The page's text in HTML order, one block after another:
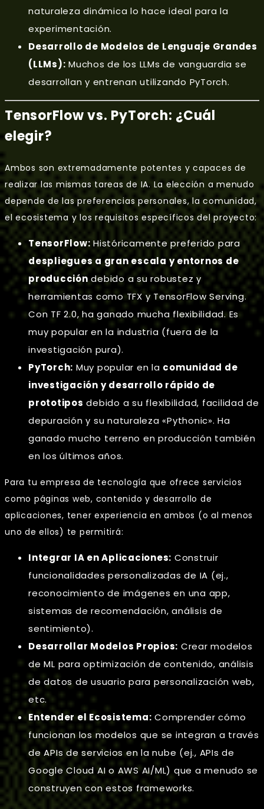
naturaleza dinámica lo hace ideal para la
experimentación.
Desarrollo de Modelos de Lenguaje Grandes
(LLMs): Muchos de los LLMs de vanguardia se
desarrollan y entrenan utilizando PyTorch.
TensorFlow vs. PyTorch: ¿Cuál
elegir?
Ambos son extremadamente potentes y capaces de
realizar las mismas tareas de IA. La elección a menudo
depende de las preferencias personales, la comunidad,
el ecosistema y los requisitos específicos del proyecto:
TensorFlow: Históricamente preferido para
despliegues a gran escala y entornos de
produccióndebido a su robustez y
herramientas como TFX y TensorFlow Serving.
Con TF 2.0, ha ganado mucha flexibilidad. Es
muy popular en la industria (fuera de la
investigación pura).
PyTorch: Muy popular en la comunidad de
investigación y desarrollo rápido de
prototipos debido a su flexibilidad, facilidad de
depuración y su naturaleza «Pythonic». Ha
ganado mucho terreno en producción también
en los últimos años.
Para tu empresa de tecnología que ofrece servicios
como páginas web, contenido y desarrollo de
aplicaciones, tener experiencia en ambos (o al menos
uno de ellos) te permitirá:
Integrar IA en Aplicaciones: Construir
funcionalidades personalizadas de IA (ej.,
reconocimiento de imágenes en una app,
sistemas de recomendación, análisis de
sentimiento).
Desarrollar Modelos Propios: Crear modelos
de ML para optimización de contenido, análisis
de datos de usuario para personalización web,
etc.
Entender el Ecosistema: Comprender cómo
funcionan los modelos que se integran a través
de APIs de servicios en la nube (ej., APIs de
Google Cloud AI o AWS AI/ML) que a menudo se
construyen con estos frameworks.